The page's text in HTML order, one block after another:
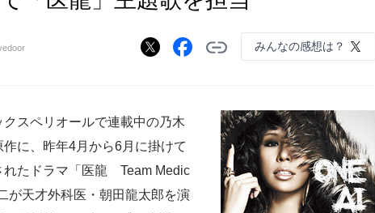
みんなの感想は？
スペリオールで連載中の乃木
に、昨年4月から6月に掛けて
れたドラマ「医龍 Team Medic
が天才外科医・朝田龍太郎を演